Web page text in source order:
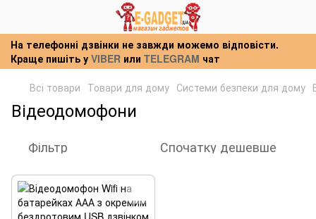
На телефонні дзвінки не завжди можемо відповісти.
Краще пишіть у VIBER или TELEGRAM чат
Всі товари Товари для дому Системи безпеки для дому
Відеодомофони
Фільтр Спочатку дешевше